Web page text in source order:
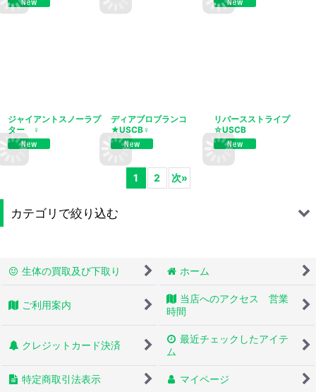
ジャイアントスノーラプ
ター ♀
ディアブロブランコ
★USCB♀
リバースストライプ
☆USCB
1 2 次»
カテゴリで絞り込む
水棲ガメ
陸ガメ
蛇
生体の買取及び下取り ホーム
ご利用案内
当店へのアクセス 営業
時間
クレジットカード決済
最近チェックしたアイテ
ム
特定商取引法表示 マイページ